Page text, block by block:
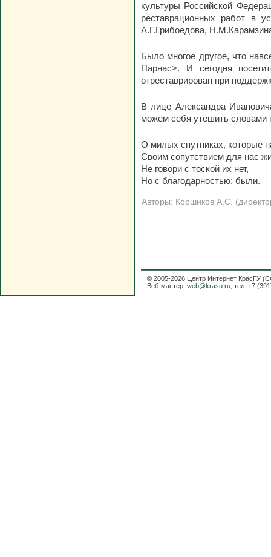
культуры Российской
реставрационных работ в
А.Г.Грибоедова,
Было многое другое, что
Парнас>. И сегодня
отреставрирован при
В лице Александра
можем себя утешить словами
О милых спутниках, которые
Своим сопутствием для нас
Не говори с тоской их нет,
Авторы: Коршиков А.С.
© 2005-2026 Центр Интернет КрасГУ (
Веб-мастер: web@krasu.ru , тел. +7